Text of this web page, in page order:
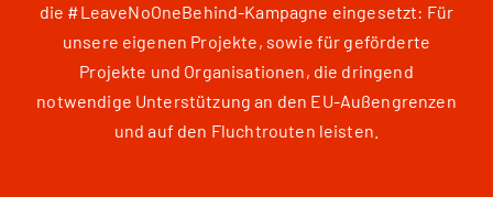
die #LeaveNoOneBehind-Kampagne eingesetzt: Für
unsere eigenen Projekte, sowie für geförderte
Projekte und Organisationen, die dringend
notwendige Unterstützung an den EU-Außengrenzen
und auf den Fluchtrouten leisten.